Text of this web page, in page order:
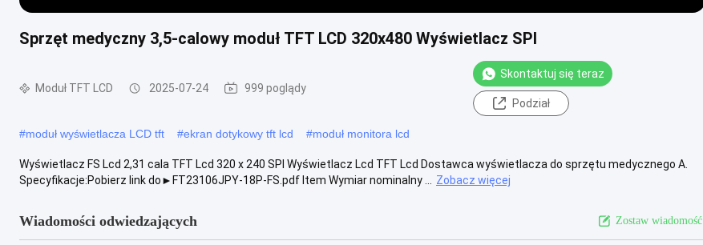
Sprzęt medyczny 3,5-calowy moduł TFT LCD 320x480 Wyświetlacz SPI
Moduł TFT LCD 2025-07-24 999 poglądy
Skontaktuj się teraz
Podział
#moduł wyświetlacza LCD tft #ekran dotykowy tft lcd #moduł monitora lcd
Wyświetlacz FS Lcd 2,31 cala TFT Lcd 320 x 240 SPI Wyświetlacz Lcd TFT Lcd Dostawca wyświetlacza do sprzętu medycznego A.
Specyfikacje:Pobierz link do►FT23106JPY-18P-FS.pdf Item Wymiar nominalny ...
Zobacz więcej
Wiadomości odwiedzających Zostaw wiadomość.